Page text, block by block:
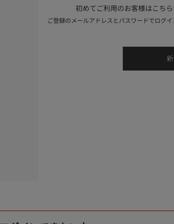
初めてご利用のお客様はこち
ご登録のメールアドレスとパスワードでログ